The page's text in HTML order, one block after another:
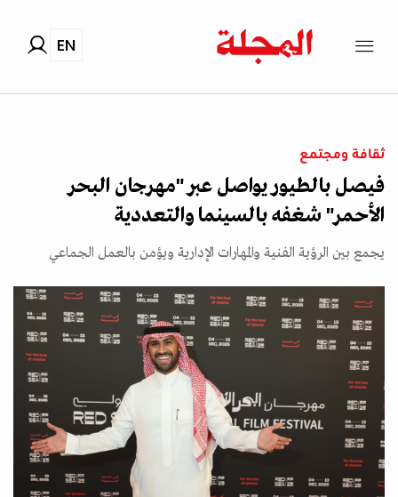
EN
ثقافة ومجتمع
فيصل بالطيور يواصل عبر "مهرجان البحر
الأحمر" شغفه بالسينما والتعددية
يجمع بين الرؤية الفنية والمهارات الإدارية ويؤمن بالعمل الجماعي